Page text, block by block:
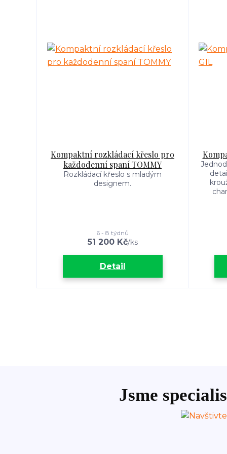
Kompaktní rozkládací křeslo pro
každodenní spaní TOMMY
Rozkládací křeslo s mladým
designem.
51 200 Kč/ks
6 - 8 týdnů
Detail
Jsme